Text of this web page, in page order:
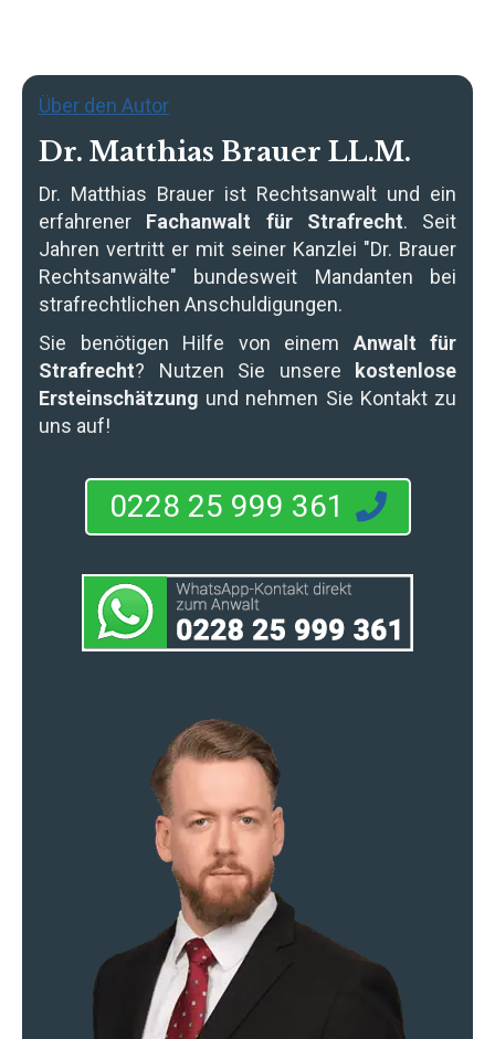
Zur kostenlosen
Ersteinschätzung
Jetzt Anrufen
Über den Autor
Dr. Matthias Brauer LL.M.
Dr. Matthias Brauer ist Rechtsanwalt und ein
erfahrener Fachanwalt für Strafrecht. Seit
Jahren vertritt er mit seiner Kanzlei "Dr. Brauer
Rechtsanwälte" bundesweit Mandanten bei
strafrechtlichen Anschuldigungen.
Sie benötigen Hilfe von einem Anwalt für
Strafrecht? Nutzen Sie unsere kostenlose
Ersteinschätzung und nehmen Sie Kontakt zu
uns auf!
0228 25 999 361